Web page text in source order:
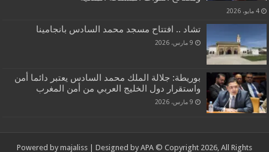
4 مايو، 2026
تشاد .. افتتاح مسجد محمد السادس بانجامينا
9 مارس، 2026
بوريطة: جلالة الملك محمد السادس يعتبر دائما أمن
واستقرار دول الخليج العربي من أمن المغرب
9 مارس، 2026
Powered by majaliss | Designed by APA © Copyright 2026, All Rights